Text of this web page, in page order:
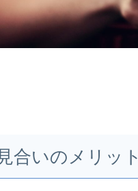
合いのメリット